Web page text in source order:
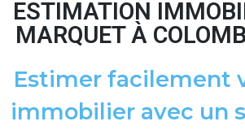
ESTIMATION
MARQUET À
Estimer facilement
immobilier avec un